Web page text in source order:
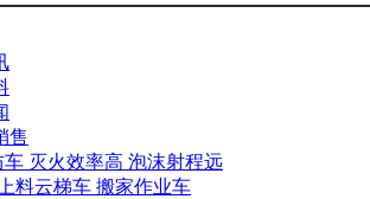
售
灭火效率高 泡沫射程远
料云梯车 搬家作业车